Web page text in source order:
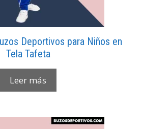
Deportivos para Niños en
Tela Tafeta
Leer más